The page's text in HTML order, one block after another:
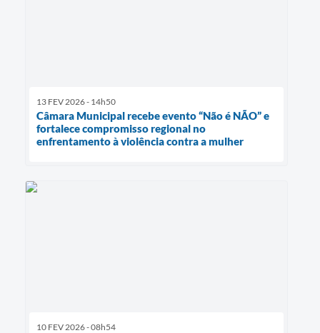
13 FEV 2026 - 14h50
Câmara Municipal recebe evento “Não é NÃO” e
fortalece compromisso regional no
enfrentamento à violência contra a mulher
10 FEV 2026 - 08h54